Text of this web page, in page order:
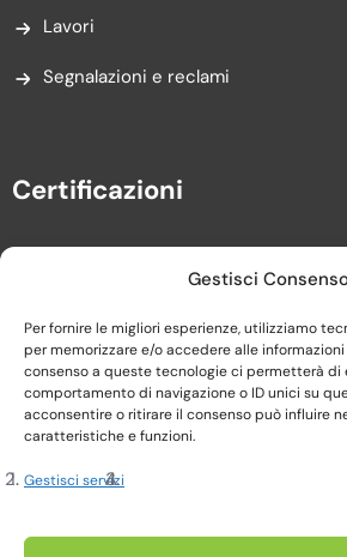
Gestisci
Per fornire le migliori esperienze, utilizziamo
per memorizzare e/o accedere alle
consenso a queste tecnologie ci permetterà di
comportamento di navigazione o ID unici su
acconsentire o ritirare il consenso può influire
caratteristiche e funzioni.
Gestisci servizi
Lavori
Segnalazioni e reclami
Certificazioni